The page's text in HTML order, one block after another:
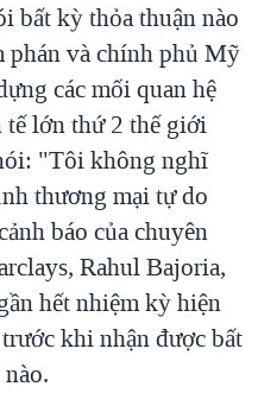
bất kỳ thỏa thuận nào
phán và chính phủ Mỹ
các mối quan hệ
lớn thứ 2 thế giới
"Tôi không nghĩ
thương mại tự do
báo của chuyên
Rahul Bajoria,
hết nhiệm kỳ hiện
khi nhận được bất